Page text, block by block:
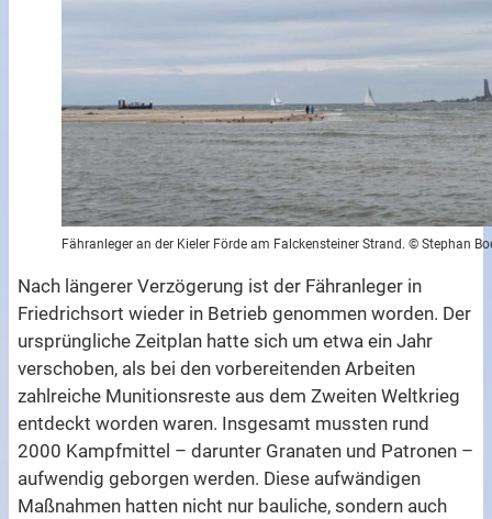
Fähranleger an der Kieler Förde am Falckensteiner Strand. © Stephan
Nach längerer Verzögerung ist der Fähranleger in
Friedrichsort wieder in Betrieb genommen worden. Der
ursprüngliche Zeitplan hatte sich um etwa ein Jahr
verschoben, als bei den vorbereitenden Arbeiten
zahlreiche Munitionsreste aus dem Zweiten Weltkrieg
entdeckt worden waren. Insgesamt mussten rund
2000 Kampfmittel – darunter Granaten und Patronen –
aufwendig geborgen werden. Diese aufwändigen
Maßnahmen hatten nicht nur bauliche, sondern auch